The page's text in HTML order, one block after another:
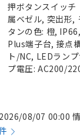
押ボタンスイッ
属ベゼル, 突出形,
タンの色: 橙,
Plus端子台, 接点
ト/NC, LEDラン
プ電圧: AC200/
2026/08/07 00:00